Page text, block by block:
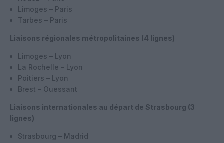
Limoges – Paris
Tarbes – Paris
Liaisons régionales métropolitaines (4 lignes)
Limoges – Lyon
La Rochelle – Lyon
Poitiers – Lyon
Brest – Ouessant
Liaisons internationales au départ de Strasbourg (3
lignes)
Strasbourg – Madrid